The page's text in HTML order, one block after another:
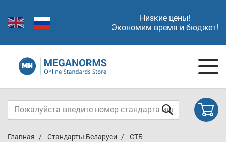
Низкие цены!
Экономим время и бюджет!
Главная Стандарты Беларуси
СТБ